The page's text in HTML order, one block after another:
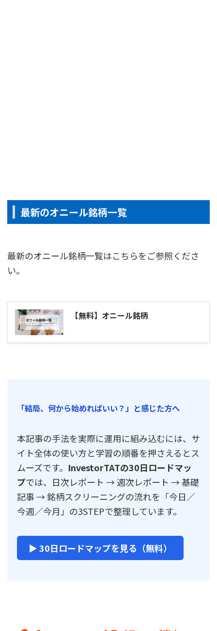
最新のオニール銘柄一覧
最新のオニール銘柄一覧はこちらをご参照くださ
い。
【無料】オニール銘柄
「結局、何から始めればいい？」と感じた方へ
本記事の手法を実際に運用に組み込むには、サ
イト全体の使い方と学習の順番を押さえるとス
ムーズです。 InvestorTATの30日ロードマッ
プでは、日次レポート → 週次レポート → 基礎
記事 → 銘柄スクリーニングの流れを「今日／
今週／今月」の3STEPで整理しています。
▶ 30日ロードマップを見る（無料）